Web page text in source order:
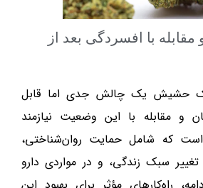
با افسردگی بعد از
حشیش یک چالش جدی اما قابل
و مقابله با این وضعیت نیازمند
است که شامل حمایت روان‌شناختی،
سبک زندگی، و در مواردی دارو